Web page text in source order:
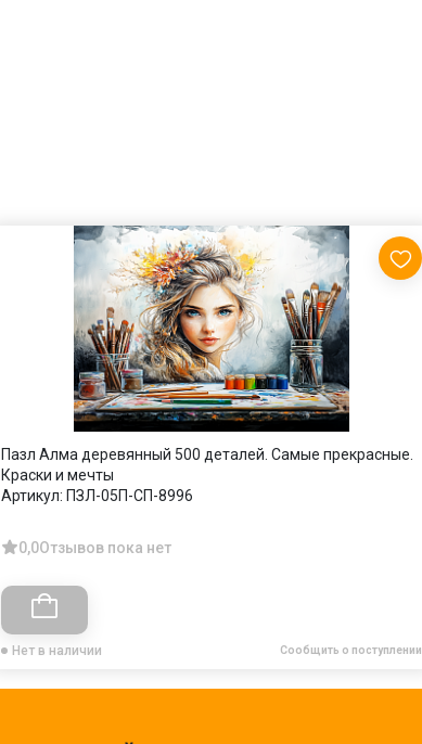
Пазл Алма деревянный 500 деталей. Самые прекрасные.
Краски и мечты
Артикул: ПЗЛ-05П-СП-8996
0,0Отзывов пока нет
Нет в наличии Сообщить о поступлении